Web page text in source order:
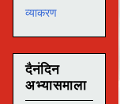
व्याकरण
दैनंदिन
अभ्यासमाला